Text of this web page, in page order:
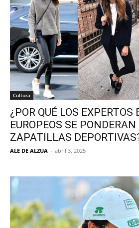
Cultura
¿POR QUÉ LOS EXPERTOS
EUROPEOS SE
ZAPATILLAS
ALE DE ALZUA - abril 3, 2025